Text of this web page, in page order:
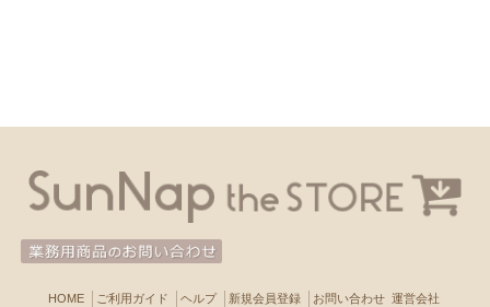
HOME ご利用ガイド ヘルプ 新規会員登録 お問い合わせ 運営会社